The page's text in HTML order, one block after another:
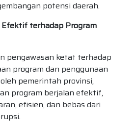
potensi daerah.
Efektif terhadap Program
pengawasan ketat terhadap
program dan penggunaan
pemerintah provinsi,
program berjalan efektif,
efisien, dan bebas dari